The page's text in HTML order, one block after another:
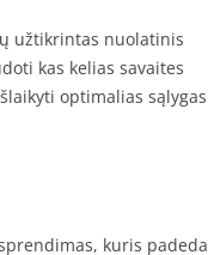
užtikrintas nuolatinis
kas kelias savaites
optimalias sąlygas
kuris padeda